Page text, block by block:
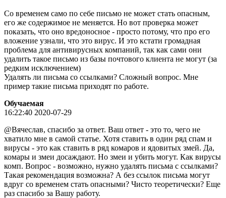
Со временем само по себе письмо не может стать опасным,
его же содержимое не меняется. Но вот проверка может
показать, что оно вредоносное - просто потому, что про его
вложение узнали, что это вирус. И это кстати громадная
проблема для антивирусных компаний, так как сами они
удалить такое письмо из базы почтового клиента не могут (за
редким исключением)
Удалять ли письма со ссылками? Сложный вопрос. Мне
пример такие письма приходят по работе.
Обучаемая
16:22:40 2020-07-29
@Вячeслaв, спасибо за ответ. Ваш ответ - это то, чего не
хватило мне в самой статье. Хотя ставить в один ряд спам и
вирусы - это как ставить в ряд комаров и ядовитых змей. Да,
комары и змеи досаждают. Но змеи и убить могут. Как вирусы
комп. Вопрос - возможно, нужно удалять письма с ссылками?
Такая рекомендация возможна? А без ссылок письма могут
вдруг со временем стать опасными? Чисто теоретически? Еще
раз спасибо за Вашу работу.